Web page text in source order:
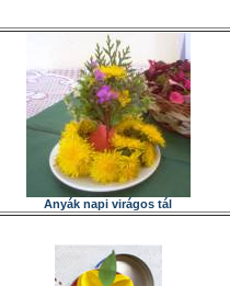
Anyák napi virágos tál